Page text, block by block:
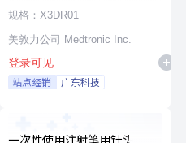
规格：X3DR01
美敦力公司 Medtronic Inc.
登录可见
站点经销 广东科技
一次性使用注射笔用针头